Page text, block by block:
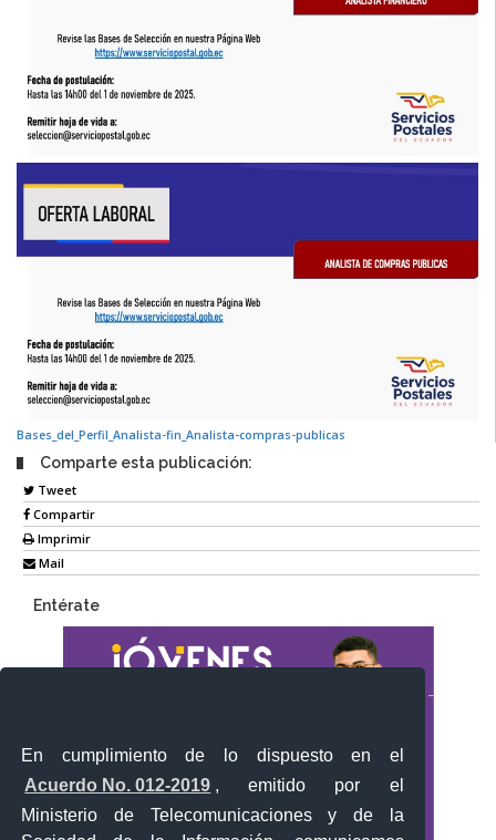
En cumplimiento de lo dispuesto en el
Acuerdo No. 012-2019 , emitido por el
Ministerio de Telecomunicaciones y de la
Bases_del_Perfil_Analista-fin_Analista-compras-publicas
Comparte esta publicación:
Tweet
Compartir
Imprimir
Mail
Entérate